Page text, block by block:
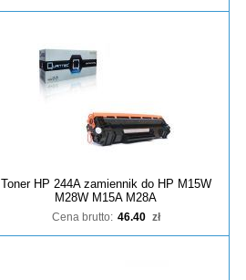
Toner HP 244A zamiennik do HP M15W
M28W M15A M28A
Cena brutto: 46.40 zł